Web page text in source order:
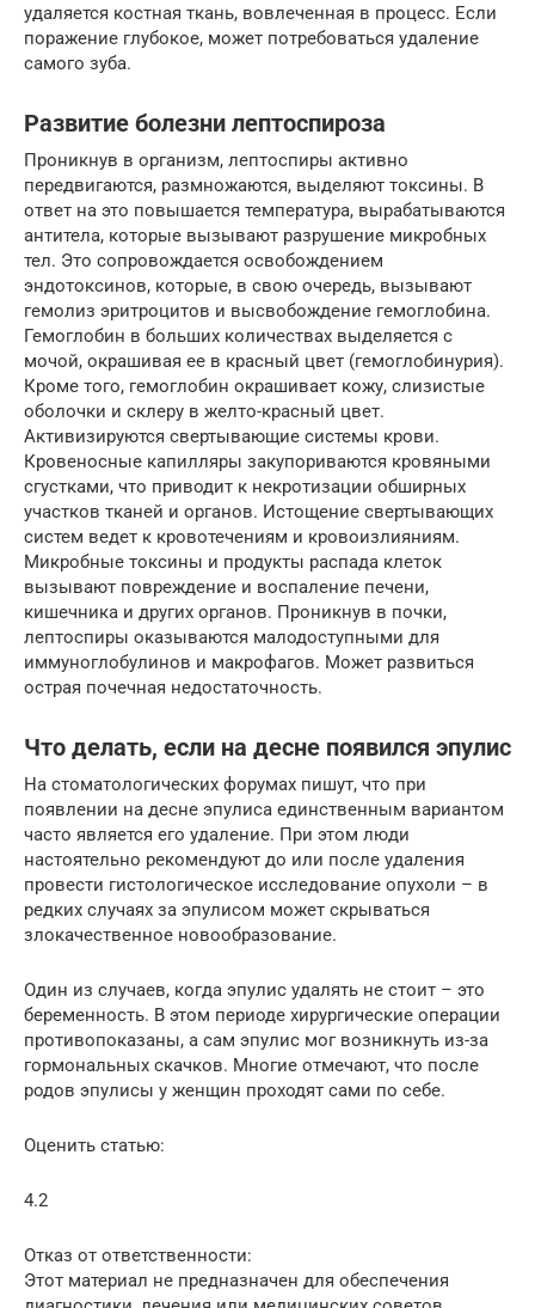
удаляется костная ткань, вовлеченная в процесс. Если
поражение глубокое, может потребоваться удаление
самого зуба.
Развитие болезни лептоспироза
Проникнув в организм, лептоспиры активно
передвигаются, размножаются, выделяют токсины. В
ответ на это повышается температура, вырабатываются
антитела, которые вызывают разрушение микробных
тел. Это сопровождается освобождением
эндотоксинов, которые, в свою очередь, вызывают
гемолиз эритроцитов и высвобождение гемоглобина.
Гемоглобин в больших количествах выделяется с
мочой, окрашивая ее в красный цвет (гемоглобинурия).
Кроме того, гемоглобин окрашивает кожу, слизистые
оболочки и склеру в желто-красный цвет.
Активизируются свертывающие системы крови.
Кровеносные капилляры закупориваются кровяными
сгустками, что приводит к некротизации обширных
участков тканей и органов. Истощение свертывающих
систем ведет к кровотечениям и кровоизлияниям.
Микробные токсины и продукты распада клеток
вызывают повреждение и воспаление печени,
кишечника и других органов. Проникнув в почки,
лептоспиры оказываются малодоступными для
иммуноглобулинов и макрофагов. Может развиться
острая почечная недостаточность.
Что делать, если на десне появился эпулис
На стоматологических форумах пишут, что при
появлении на десне эпулиса единственным вариантом
часто является его удаление. При этом люди
настоятельно рекомендуют до или после удаления
провести гистологическое исследование опухоли – в
редких случаях за эпулисом может скрываться
злокачественное новообразование.
Один из случаев, когда эпулис удалять не стоит – это
беременность. В этом периоде хирургические операции
противопоказаны, а сам эпулис мог возникнуть из-за
гормональных скачков. Многие отмечают, что после
родов эпулисы у женщин проходят сами по себе.
Оценить статью:
4.2
Отказ от ответственности:
Этот материал не предназначен для обеспечения